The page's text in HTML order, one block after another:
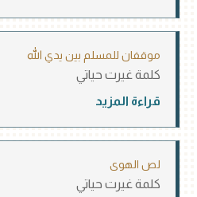
موقفان للمسلم بين يدي الله
كلمة غيرت حياتي
قراءة المزيد
لص الهوى
كلمة غيرت حياتي